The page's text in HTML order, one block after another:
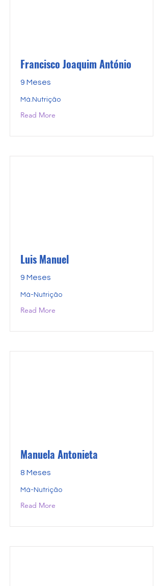
Francisco Joaquim António
9 Meses
Má.Nutrição
Read More
Luis Manuel
9 Meses
Má-Nutrição
Read More
Manuela Antonieta
8 Meses
Má-Nutrição
Read More